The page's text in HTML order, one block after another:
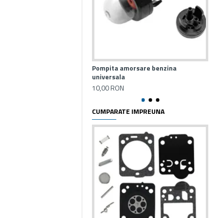
Pompita amorsare benzina
universala
10,00 RON
CUMPARATE IMPREUNA